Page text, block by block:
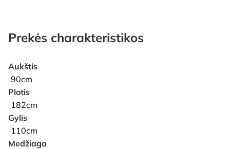
Prekės charakteristikos
Aukštis
90cm
Plotis
182cm
Gylis
110cm
Medžiaga